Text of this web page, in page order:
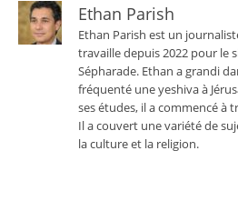
Ethan Parish
Ethan Parish est un
travaille depuis 2022 pour le
Sépharade. Ethan a grandi
fréquenté une yeshiva à
ses études, il a commencé à
Il a couvert une variété de
la culture et la religion.